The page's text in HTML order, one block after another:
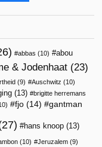
abbas (10)
abou
& Jodenhaat (23)
(9) Auschwitz (10)
(13)
brigitte herremans
fjo (14) gantman
hans knoop (13)
(10) Jeruzalem (9)